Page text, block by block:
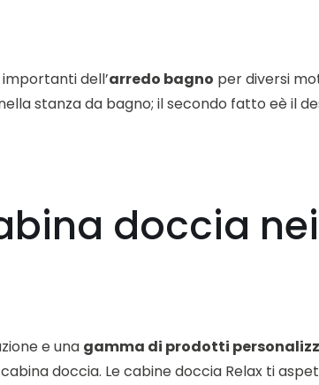
dell’arredo bagno per diversi
stanza da bagno; il secondo fatto eè il
doccia
e una gamma di prodotti
doccia. Le cabine doccia Relax ti